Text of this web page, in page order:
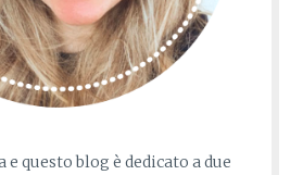
e questo blog è dedicato a due